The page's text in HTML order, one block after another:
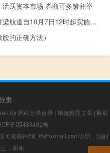
跃资本市场 券商可多策并举
受台风“小犬”影响 港珠澳大桥桥梁航道自10月7日12时起实施交通管制
的正确方法）
类
by 网站分类目录 | 精选推荐文章 | 网站
备05433492号
可发邮件到f_fb#foxmail.com说明，我们
，谢谢